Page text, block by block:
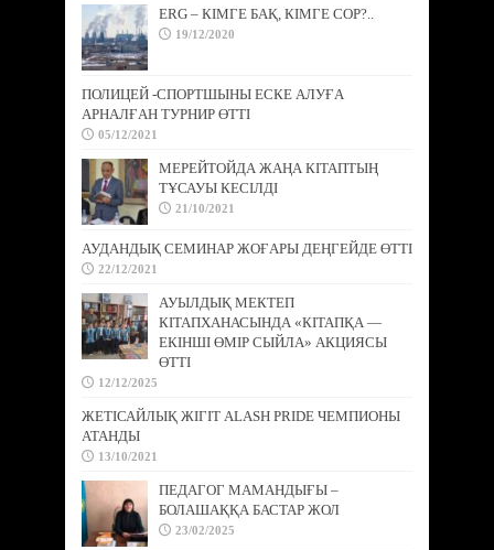
ERG – КІМГЕ БАҚ, КІМГЕ СОР?..
19/12/2020
ПОЛИЦЕЙ -СПОРТШЫНЫ ЕСКЕ АЛУҒА
АРНАЛҒАН ТУРНИР ӨТТІ
05/12/2021
МЕРЕЙТОЙДА ЖАҢА КІТАПТЫҢ
ТҰСАУЫ КЕСІЛДІ
21/10/2021
АУДАНДЫҚ СЕМИНАР ЖОҒАРЫ ДЕҢГЕЙДЕ ӨТТІ
22/12/2021
АУЫЛДЫҚ МЕКТЕП
КІТАПХАНАСЫНДА «КІТАПҚА —
ЕКІНШІ ӨМІР СЫЙЛА» АКЦИЯСЫ
ӨТТІ
12/12/2025
ЖЕТІСАЙЛЫҚ ЖІГІТ ALASH PRIDE ЧЕМПИОНЫ
АТАНДЫ
13/10/2021
ПЕДАГОГ МАМАНДЫҒЫ –
БОЛАШАҚҚА БАСТАР ЖОЛ
23/02/2025